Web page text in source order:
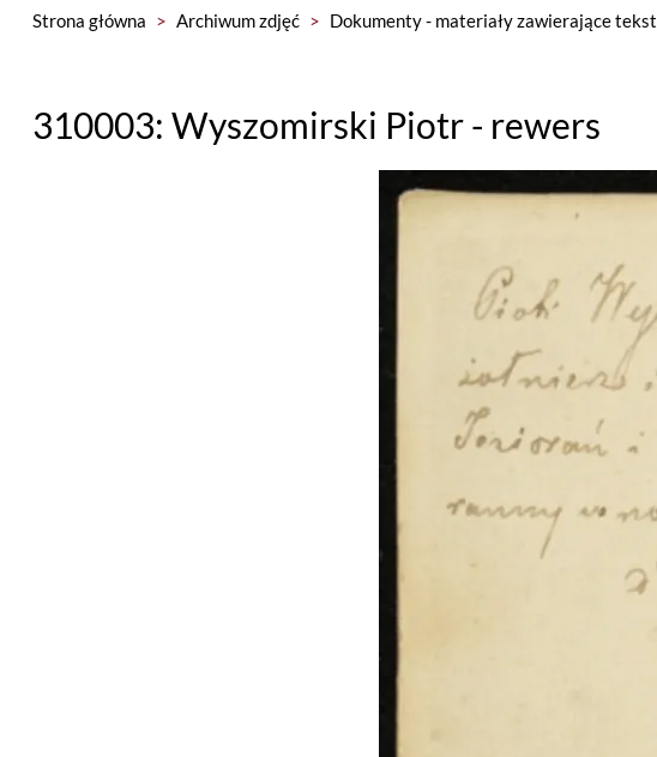
Strona główna > Archiwum zdjęć > Dokumenty - materiały zawierające tekst
310003: Wyszomirski Piotr - rewers